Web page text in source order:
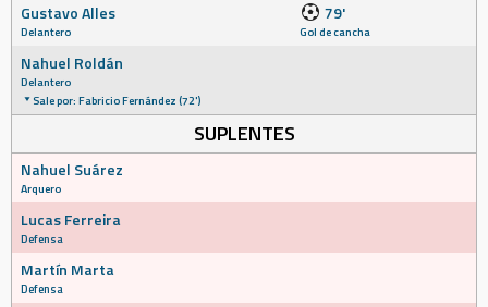
Gustavo Alles
Delantero
79'
Gol de cancha
Nahuel Roldán
Delantero
Sale por: Fabricio Fernández (72')
SUPLENTES
Nahuel Suárez
Arquero
Lucas Ferreira
Defensa
Martín Marta
Defensa